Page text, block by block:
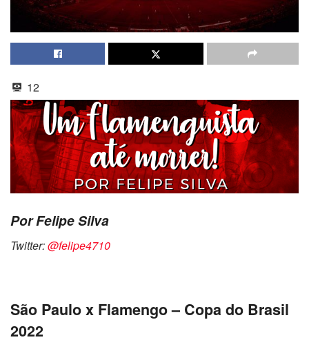
12
Por Felipe Silva
Twitter:@felipe4710
São Paulo x Flamengo – Copa do Brasil
2022